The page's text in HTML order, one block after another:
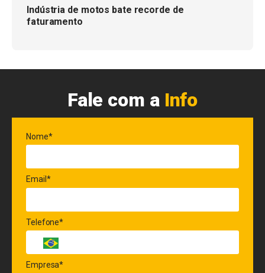
Indústria de motos bate recorde de
faturamento
Fale com a Info
Nome*
Email*
Telefone*
Empresa*